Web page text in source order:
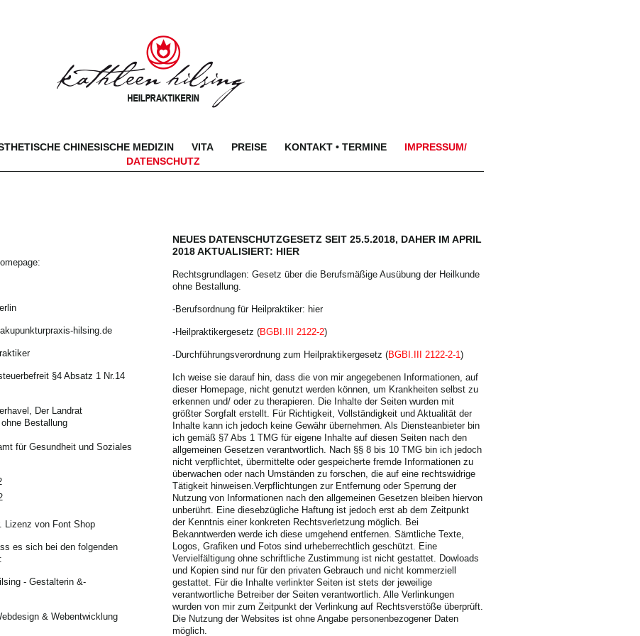
CHINESISCHE MEDIZIN VITA PREISE KONTAKT • TERMINE
IMPRESSUM/
DATENSCHUTZ
hilsing.de
§4 Absatz 1 Nr.14
Der Landrat
Bestallung
für Gesundheit und Soziales
Lizenz von Font Shop
es sich bei den folgenden
- Gestalterin &-
& Webentwicklung
NEUES DATENSCHUTZGESETZ SEIT 25.5.2018, DAHER IM APRIL
2018 AKTUALISIERT: HIER
Rechtsgrundlagen: Gesetz über die Berufsmäßige Ausübung der Heilkunde
ohne Bestallung.
-Berufsordnung für Heilpraktiker: hier
-Heilpraktikergesetz (BGBI.III 2122-2)
-Durchführungsverordnung zum Heilpraktikergesetz (BGBI.III 2122-2-1)
Ich weise sie darauf hin, dass die von mir angegebenen Informationen, auf
dieser Homepage, nicht genutzt werden können, um Krankheiten selbst zu
erkennen und/ oder zu therapieren. Die Inhalte der Seiten wurden mit
größter Sorgfalt erstellt. Für Richtigkeit, Vollständigkeit und Aktualität der
Inhalte kann ich jedoch keine Gewähr übernehmen. Als Diensteanbieter bin
ich gemäß §7 Abs 1 TMG für eigene Inhalte auf diesen Seiten nach den
allgemeinen Gesetzen verantwortlich. Nach §§ 8 bis 10 TMG bin ich jedoch
nicht verpflichtet, übermittelte oder gespeicherte fremde Informationen zu
überwachen oder nach Umständen zu forschen, die auf eine rechtswidrige
Tätigkeit hinweisen.Verpflichtungen zur Entfernung oder Sperrung der
Nutzung von Informationen nach den allgemeinen Gesetzen bleiben hiervon
unberührt. Eine diesebzügliche Haftung ist jedoch erst ab dem Zeitpunkt
der Kenntnis einer konkreten Rechtsverletzung möglich. Bei
Bekanntwerden werde ich diese umgehend entfernen. Sämtliche Texte,
Logos, Grafiken und Fotos sind urheberrechtlich geschützt. Eine
Vervielfältigung ohne schriftliche Zustimmung ist nicht gestattet. Dowloads
und Kopien sind nur für den privaten Gebrauch und nicht kommerziell
gestattet. Für die Inhalte verlinkter Seiten ist stets der jeweilige
verantwortliche Betreiber der Seiten verantwortlich. Alle Verlinkungen
wurden von mir zum Zeitpunkt der Verlinkung auf Rechtsverstöße überprüft.
Die Nutzung der Websites ist ohne Angabe personenbezogener Daten
möglich.